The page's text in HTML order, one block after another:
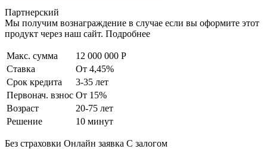
Партнерский
Мы получим вознаграждение в случае если вы оформите этот
продукт через наш сайт. Подробнее
Макс. сумма
12 000 000 Р
Ставка
От 4,45%
Срок кредита
3-35 лет
Первонач. взнос От 15%
Возраст
20-75 лет
Решение
10 минут
Без страховки Онлайн заявка С залогом